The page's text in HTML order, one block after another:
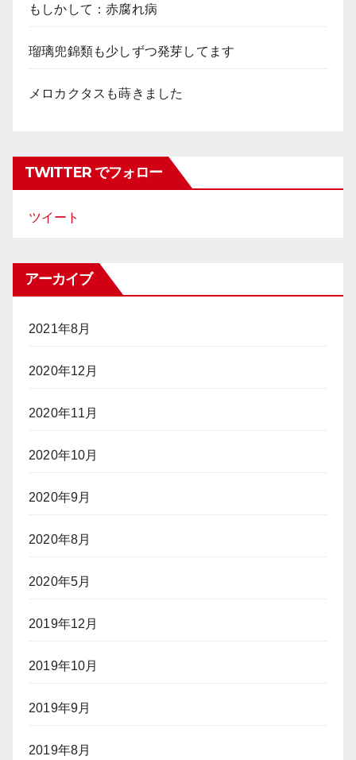
もしかして：赤腐れ病
瑠璃兜錦類も少しずつ発芽してます
メロカクタスも蒔きました
TWITTER でフォロー
ツイート
アーカイブ
2021年8月
2020年12月
2020年11月
2020年10月
2020年9月
2020年8月
2020年5月
2019年12月
2019年10月
2019年9月
2019年8月